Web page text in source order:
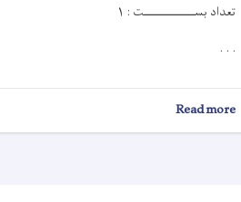
تعداد بســــــــــــــت : ۱
. . .
Read more
اعلان